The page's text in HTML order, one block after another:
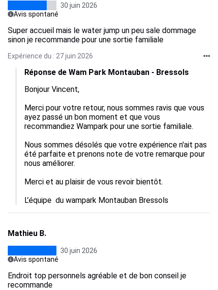
30 juin 2026
Avis spontané
Super accueil mais le water jump un peu sale dommage
sinon je recommande pour une sortie familiale
Expérience du : 27 juin 2026
Réponse de Wam Park Montauban - Bressols
Bonjour Vincent,
Merci pour votre retour, nous sommes ravis que vous
ayez passé un bon moment et que vous
recommandiez Wampark pour une sortie familiale.
Nous sommes désolés que votre expérience n'ait pas
été parfaite et prenons note de votre remarque pour
nous améliorer.
Merci et au plaisir de vous revoir bientôt.
L’équipe  du wampark Montauban Bressols
Mathieu B.
30 juin 2026
Avis spontané
Endroit top personnels agréable et de bon conseil je
recommande